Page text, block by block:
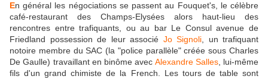
En général les négociations se passent au Fouquet's, le célèbre
café-restaurant des Champs-Elysées alors haut-lieu des
rencontres entre trafiquants, ou au bar Le Consul avenue de
Friedland possession de leur associé Jo Signoli , un trafiquant
notoire membre du SAC (la "police parallèle" créée sous Charles
De Gaulle) travaillant en binôme avec Alexandre Salles, lui-même
fils d'un grand chimiste de la French. Les tours de table sont